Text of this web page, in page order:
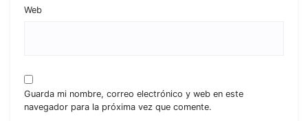
Web
Guarda mi nombre, correo electrónico y web en este
navegador para la próxima vez que comente.